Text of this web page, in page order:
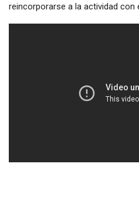
reincorporarse a la actividad